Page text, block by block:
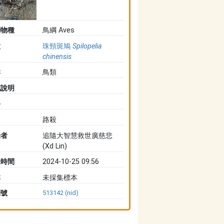
種
鳥綱 Aves
珠頸斑鳩 Spilopelia
chinensis
鳥類
明
路殺
追隨大智慧救世廣慈悲
(Xd Lin)
間
2024-10-25 09:56
未採集標本
513142 (nid)